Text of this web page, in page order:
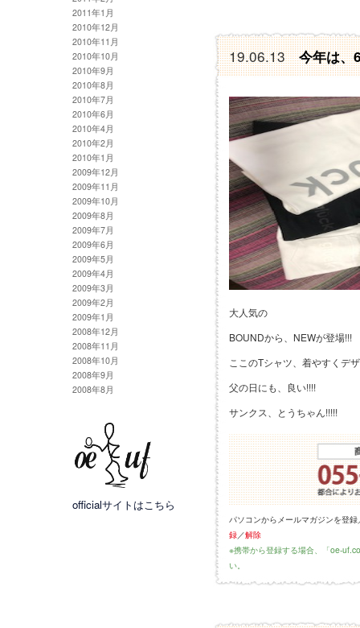
2011年1月
2010年12月
2010年11月
2010年10月
2010年9月
2010年8月
2010年7月
2010年6月
2010年4月
2010年2月
2010年1月
2009年12月
2009年11月
2009年10月
2009年8月
2009年7月
2009年6月
2009年5月
2009年4月
2009年3月
2009年2月
2009年1月
2008年12月
2008年11月
2008年10月
2008年9月
2008年8月
officialサイトはこちら
19.06.13今年は、
大人気の
BOUNDから、NEWが登場!!!
ここのTシャツ、着やすくデ
父の日にも、良い!!!!
サンクス、とうちゃん!!!!!
パソコンからメールマガジンを登
録／解除
※携帯から登録する場合、「oe-
い。